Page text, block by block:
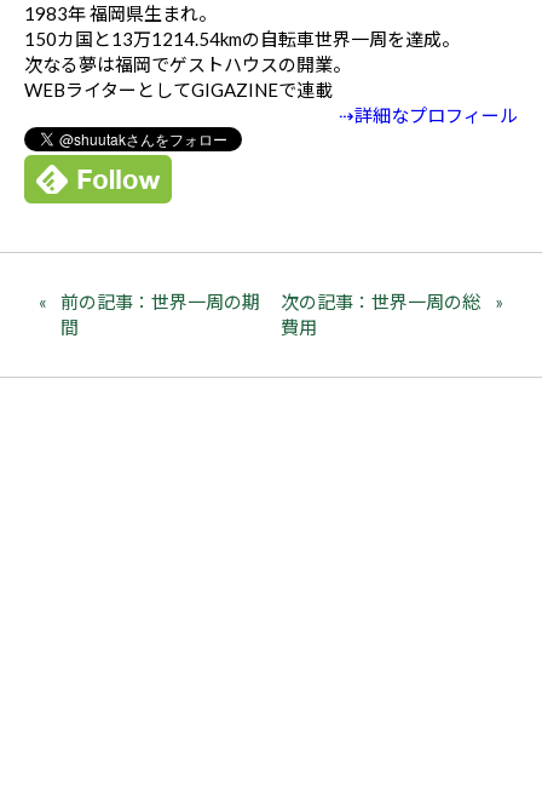
1983年 福岡県生まれ。
150カ国と13万1214.54kmの自転車世界一周を達成。
次なる夢は福岡でゲストハウスの開業。
WEBライターとしてGIGAZINEで連載
⇢詳細なプロフィール
前の記事：世界一周の期
間
次の記事：世界一周の総
費用